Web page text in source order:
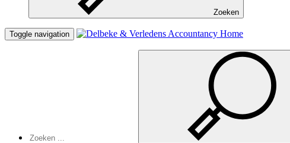
Zoeken
Toggle navigation Home